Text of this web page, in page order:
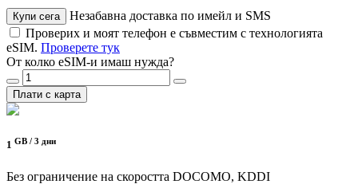
Купи сега
Незабавна доставка по имейл и SMS
Проверих и моят телефон е съвместим с технологията
eSIM. Проверете тук
От колко eSIM-и имаш нужда?
Плати с карта
1 GB / 3 дни
Без ограничение на скоростта DOCOMO, KDDI